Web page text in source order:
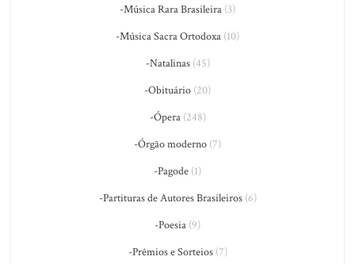
-Música Rara Brasileira (3)
-Música Sacra Ortodoxa (10)
-Natalinas(45)
-Obituário (20)
-Ópera(248)
-Órgão moderno (7)
-Pagode (1)
-Partituras de Autores Brasileiros(6)
-Poesia (9)
-Prêmios e Sorteios(7)